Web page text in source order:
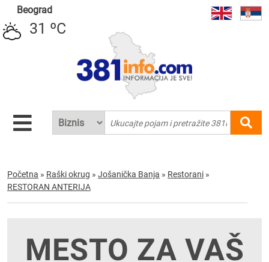
Beograd
31 ºC
Početna » Raški okrug » Jošanička Banja » Restorani »
RESTORAN ANTERIJA